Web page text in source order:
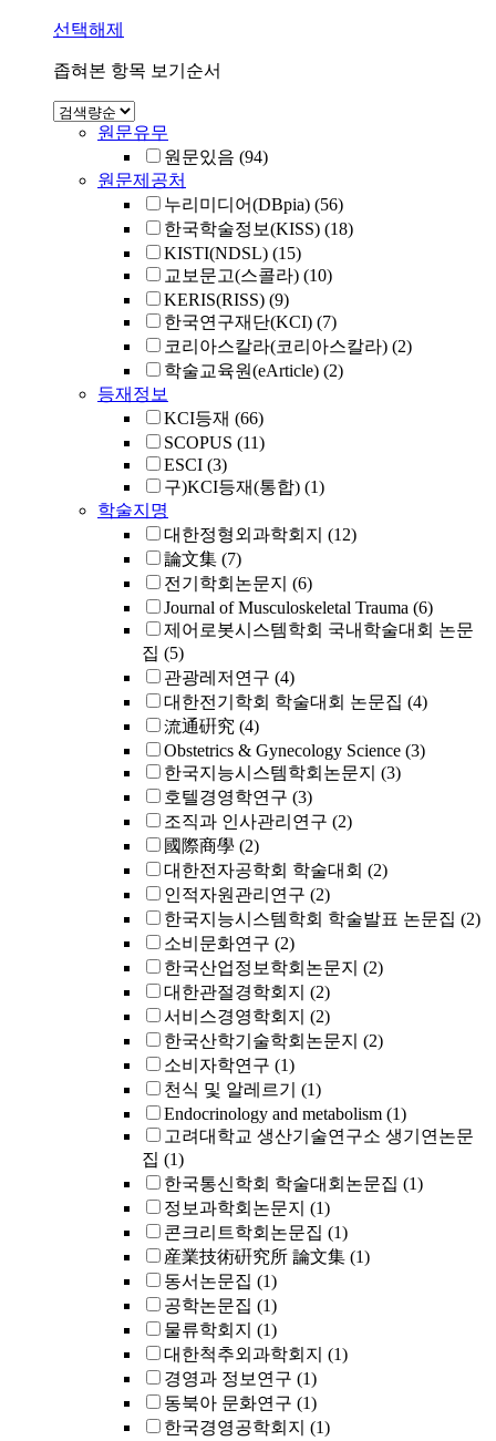
선택해제
좁혀본 항목 보기순서
원문유무
원문있음 (94)
원문제공처
누리미디어(DBpia) (56)
한국학술정보(KISS) (18)
KISTI(NDSL) (15)
교보문고(스콜라) (10)
KERIS(RISS) (9)
한국연구재단(KCI) (7)
코리아스칼라(코리아스칼라) (2)
학술교육원(eArticle) (2)
등재정보
KCI등재 (66)
SCOPUS (11)
ESCI (3)
구)KCI등재(통합) (1)
학술지명
대한정형외과학회지 (12)
論文集 (7)
전기학회논문지 (6)
Journal of Musculoskeletal Trauma (6)
제어로봇시스템학회 국내학술대회 논문
집 (5)
관광레저연구 (4)
대한전기학회 학술대회 논문집 (4)
流通硏究 (4)
Obstetrics & Gynecology Science (3)
한국지능시스템학회논문지 (3)
호텔경영학연구 (3)
조직과 인사관리연구 (2)
國際商學 (2)
대한전자공학회 학술대회 (2)
인적자원관리연구 (2)
한국지능시스템학회 학술발표 논문집 (2)
소비문화연구 (2)
한국산업정보학회논문지 (2)
대한관절경학회지 (2)
서비스경영학회지 (2)
한국산학기술학회논문지 (2)
소비자학연구 (1)
천식 및 알레르기
(1)
Endocrinology and metabolism (1)
고려대학교 생산기술연구소 생기연논문
집 (1)
한국통신학회 학술대회논문집 (1)
정보과학회논문지 (1)
콘크리트학회논문집 (1)
産業技術硏究所 論文集 (1)
동서논문집 (1)
공학논문집 (1)
물류학회지 (1)
대한척추외과학회지 (1)
경영과 정보연구 (1)
동북아 문화연구 (1)
한국경영공학회지 (1)